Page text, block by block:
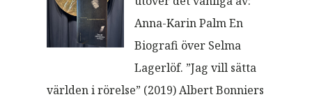
Anna-Karin Palm En
Biografi över Selma
Lagerlöf. ”Jag vill sätta
världen i rörelse” (2019) Albert Bonniers